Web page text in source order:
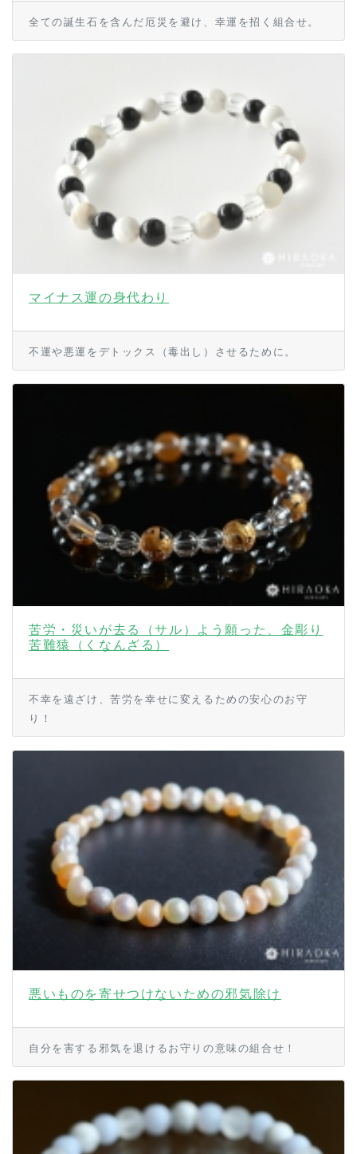
全ての誕生石を含んだ厄災を避け、幸運を招く組合せ。
マイナス運の身代わり
不運や悪運をデトックス（毒出し）させるために。
苦労・災いが去る（サル）よう願った、金彫り
苦難猿（くなんざる）
不幸を遠ざけ、苦労を幸せに変えるための安心のお守
り！
悪いものを寄せつけないための邪気除け
自分を害する邪気を退けるお守りの意味の組合せ！